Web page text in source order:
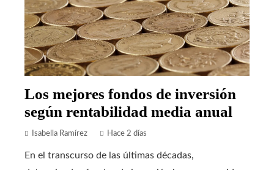
Los mejores fondos de inversión
según rentabilidad media anual
Isabella Ramírez Hace 2 días
En el transcurso de las últimas décadas,